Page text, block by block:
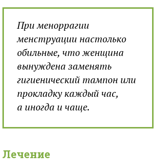
При меноррагии
менструации настолько
обильные, что женщина
вынуждена заменять
гигиенический тампон или
прокладку каждый час,
а иногда и чаще.
Лечение